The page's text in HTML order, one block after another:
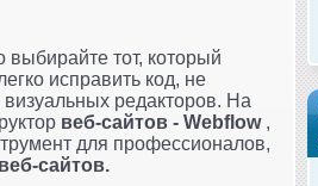
выбирайте тот, который
исправить код, не
редакторов. На
веб-сайтов - Webflow,
для профессионалов,
веб-сайтов.